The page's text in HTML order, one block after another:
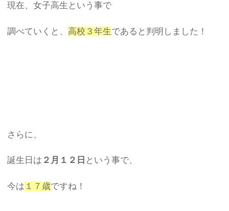
現在、女子高生という事で
調べていくと、高校３年生であると判明しました！
さらに、
誕生日は ２月１２日 という事で、
今は １７歳ですね！